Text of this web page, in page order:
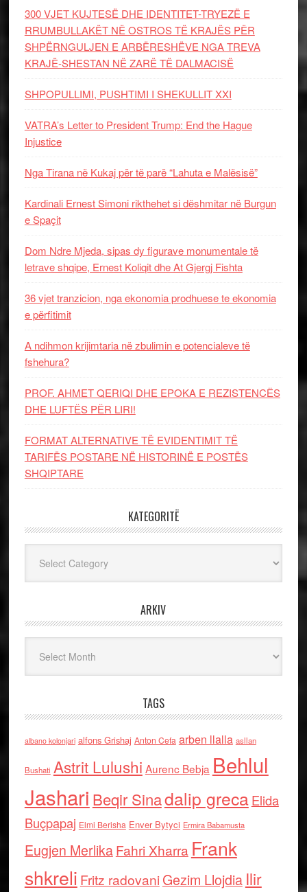
300 VJET KUJTESË DHE IDENTITET-TRYEZË E
RRUMBULLAKËT NË OSTROS TË KRAJËS PËR
SHPËRNGULJEN E ARBËRESHËVE NGA TREVA
KRAJË-SHESTAN NË ZARË TË DALMACISË
SHPOPULLIMI, PUSHTIMI I SHEKULLIT XXI
VATRA’s Letter to President Trump: End the Hague
Injustice
Nga Tirana në Kukaj për të parë “Lahuta e Malësisë”
Kardinali Ernest Simoni rikthehet si dëshmitar në Burgun
e Spaçit
Dom Ndre Mjeda, sipas dy figurave monumentale të
letrave shqipe, Ernest Koliqit dhe At Gjergj Fishta
36 vjet tranzicion, nga ekonomia prodhuese te ekonomia
e përfitimit
A ndihmon krijimtaria në zbulimin e potencialeve të
fshehura?
PROF. AHMET QERIQI DHE EPOKA E REZISTENCЁS
DHE LUFTЁS PЁR LIRI!
FORMAT ALTERNATIVE TË EVIDENTIMIT TË
TARIFËS POSTARE NË HISTORINË E POSTËS
SHQIPTARE
KATEGORITË
ARKIV
TAGS
albano kolonjari alfons Grishaj Anton Cefa arben llalla asllan
Bushati Astrit Lulushi Aurenc Bebja Behlul
Jashari Beqir Sinadalip grecaElida
Buçpapaj Elmi Berisha Enver Bytyci Ermira Babamusta
Eugjen MerlikaFahri Xharra Frank
shkreli Fritz radovaniGezim Llojdia Ilir